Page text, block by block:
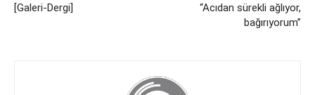
[Galeri-Dergi]
“Acıdan sürekli ağlıyor,
bağırıyorum”